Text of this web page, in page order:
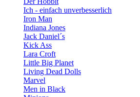
Ich - einfach unverbesserlich
Iron Man
Indiana Jones
Jack Daniel´s
Kick Ass
Lara Croft
Little Big Planet
Living Dead Dolls
Marvel
Men in Black